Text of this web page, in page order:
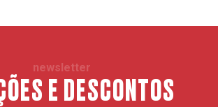
newsletter
E DESCONTOS